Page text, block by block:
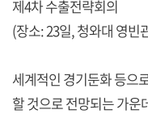
제4차 수출전략회의
(장소: 23일, 청와대 영빈
세계적인 경기둔화 등으
할 것으로 전망되는 가운